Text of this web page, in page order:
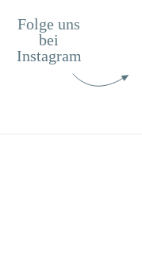
Folge uns
bei
Instagram